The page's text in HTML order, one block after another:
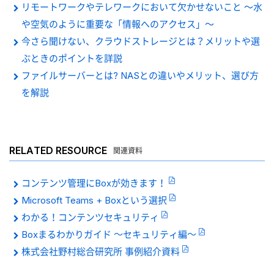
リモートワークやテレワークにおいて欠かせないこと ～水
や空気のように重要な「情報へのアクセス」～
今さら聞けない、クラウドストレージとは？メリットや選
ぶときのポイントを詳説
ファイルサーバーとは? NASとの違いやメリット、選び方
を解説
RELATED RESOURCE 関連資料
コンテンツ管理にBoxが効きます！
Microsoft Teams + Boxという選択
わかる！コンテンツセキュリティ
Boxまるわかりガイド 〜セキュリティ編〜
株式会社野村総合研究所 事例紹介資料